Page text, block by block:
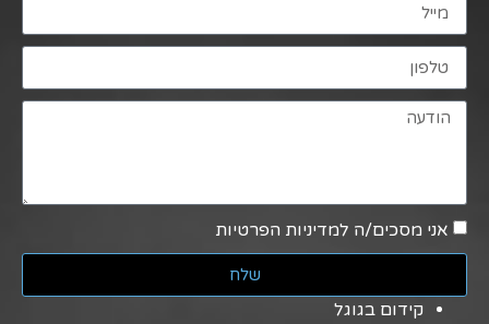
אני מסכים/ה למדיניות הפרטיות
שלח
קידום בגוגל